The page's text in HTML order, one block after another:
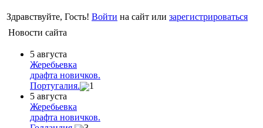
Здравствуйте, Гость! Войти на сайт или зарегистрироваться
Новости сайта
5 августа
Жеребьевка
драфта новичков.
Португалия.
1
5 августа
Жеребьевка
драфта новичков.